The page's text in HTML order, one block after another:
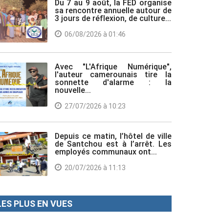
Du 7 au 9 août, la FED organise
sa rencontre annuelle autour de
3 jours de réflexion, de culture...
06/08/2026 à 01:46
Avec "L'Afrique Numérique",
l'auteur camerounais tire la
sonnette d'alarme : la
nouvelle...
27/07/2026 à 10:23
Depuis ce matin, l’hôtel de ville
de Santchou est à l’arrêt. Les
employés communaux ont...
20/07/2026 à 11:13
PLUS EN VUES